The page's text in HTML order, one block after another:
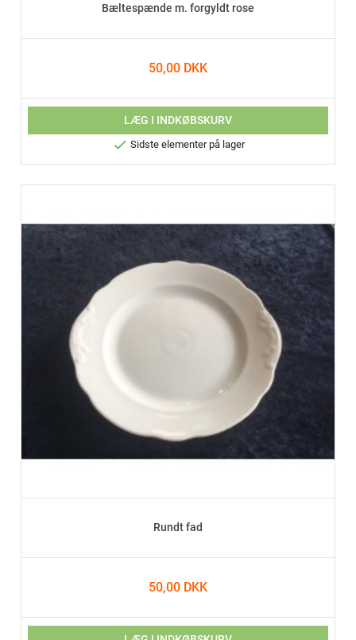
Bæltespænde m. forgyldt rose
50,00 DKK
LÆG I INDKØBSKURV
 Sidste elementer på lager
Rundt fad
50,00 DKK